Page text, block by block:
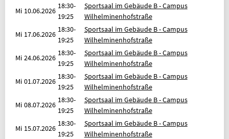
Mi 10.06.2026
18:30-
19:25
Sportsaal im Gebäude B - Campus
Wilhelminenhofstraße
Mi 17.06.2026
18:30-
19:25
Sportsaal im Gebäude B - Campus
Wilhelminenhofstraße
Mi 24.06.2026
18:30-
19:25
Sportsaal im Gebäude B - Campus
Wilhelminenhofstraße
Mi 01.07.2026
18:30-
19:25
Sportsaal im Gebäude B - Campus
Wilhelminenhofstraße
Mi 08.07.2026
18:30-
19:25
Sportsaal im Gebäude B - Campus
Wilhelminenhofstraße
Mi 15.07.2026
18:30-
19:25
Sportsaal im Gebäude B - Campus
Wilhelminenhofstraße
SPORTKURSE NACH KATEGORIEN
FRAGEN & ANTWORTEN